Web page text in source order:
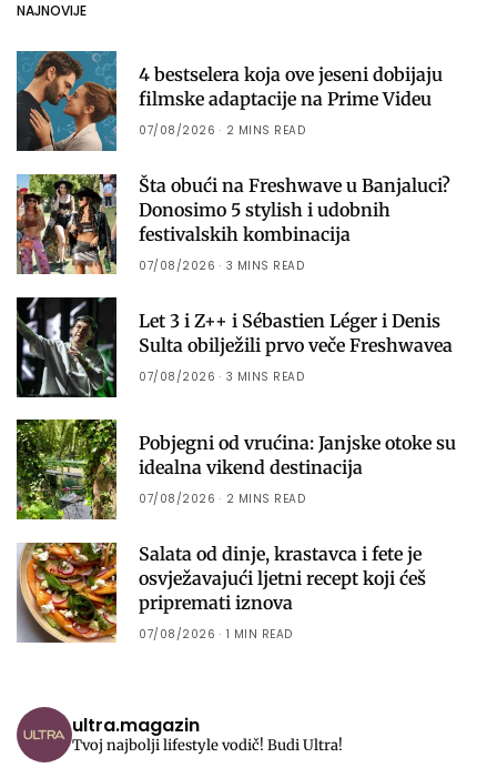
NAJNOVIJE
4 bestselera koja ove jeseni dobijaju
filmske adaptacije na Prime Videu
07/08/2026 2 MINS READ
Šta obući na Freshwave u Banjaluci?
Donosimo 5 stylish i udobnih
festivalskih kombinacija
07/08/2026 3 MINS READ
Let 3 i Z++ i Sébastien Léger i Denis
Sulta obilježili prvo veče Freshwavea
07/08/2026 3 MINS READ
Pobjegni od vrućina: Janjske otoke su
idealna vikend destinacija
07/08/2026 2 MINS READ
Salata od dinje, krastavca i fete je
osvježavajući ljetni recept koji ćeš
pripremati iznova
07/08/2026 1 MIN READ
ultra.magazin
Tvoj najbolji lifestyle vodič! Budi Ultra!